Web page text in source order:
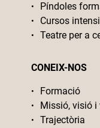
Píndoles
Cursos
Teatre per a
CONEIX-NOS
Formació
Missió, visió i
Trajectòria